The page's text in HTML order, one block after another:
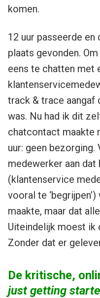
komen.
12 uur passeerde
plaats gevonden.
eens te chatten met
track & trace aangaf
was. Nu had ik dit
chatcontact maakte
uur: geen bezorging.
medewerker aan dat
(klantenservice
vooral te
maakte, maar dat
Uiteindelijk moest ik
Zonder dat er
De kritische,
just getting